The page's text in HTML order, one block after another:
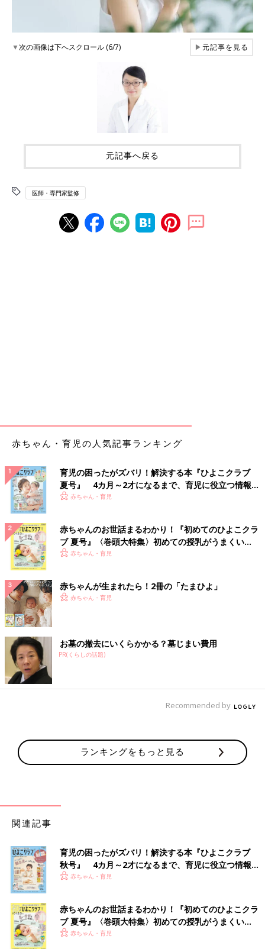
▼次の画像は下へスクロール (6/7) ▶元記事を見る
元記事へ戻る
医師・専門家監修
赤ちゃん・育児の人気記事ランキング
育児の困ったがズバリ！解決する本『ひよこクラブ
夏号』 4カ月～2才になるまで、育児に役立つ情報が
いっぱい！
赤ちゃん・育児
赤ちゃんのお世話まるわかり！『初めてのひよこクラ
ブ 夏号』〈巻頭大特集〉初めての授乳がうまくい
く！ おっぱい・ミルクの基本と夏のトラブル 解決テ
赤ちゃん・育児
赤ちゃんが生まれたら！2冊の「たまひよ」
赤ちゃん・育児
お墓の撤去にいくらかかる？墓じまい費用
PR(くらしの話題)
Recommended by
ランキングをもっと見る
関連記事
育児の困ったがズバリ！解決する本『ひよこクラブ
秋号』 4カ月～2才になるまで、育児に役立つ情報が
いっぱい！
赤ちゃん・育児
赤ちゃんのお世話まるわかり！『初めてのひよこクラ
ブ 夏号』〈巻頭大特集〉初めての授乳がうまくい
く！ おっぱい・ミルクの基本と夏のトラブル 解決テ
赤ちゃん・育児